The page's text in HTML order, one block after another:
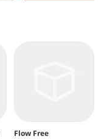
Flow Free